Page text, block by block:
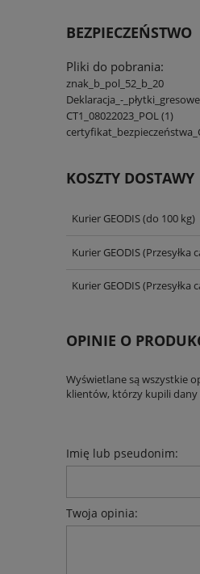
BEZPIECZEŃSTWO
Pliki do pobrania:
znak_b_pol_52_b_20
Deklaracja_-
CT1_08022023_POL (1)
KOSZTY DOSTAWY
Kurier GEODIS(do 100 kg)
Kurier GEODIS(Przesyłka
Kurier GEODIS(Przesyłka
OPINIE O
Wyświetlane są wszystkie
klientów, którzy kupili
Imię lub pseudonim:
Twoja opinia: